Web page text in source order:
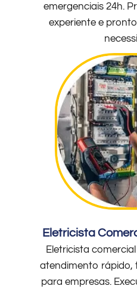
emergenciais 24h.
experiente e
Eletricista
Eletricista
atendimento rápido,
para empresas.